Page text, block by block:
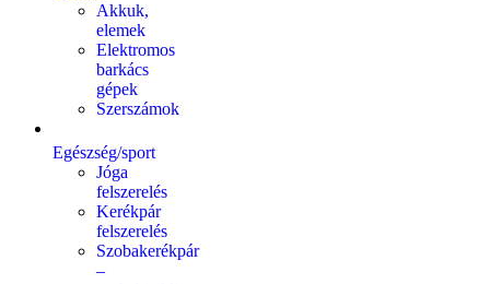
Akkuk,
elemek
Elektromos
barkács
gépek
Szerszámok
Egészség/sport
Jóga
felszerelés
Kerékpár
felszerelés
Szobakerékpár
–